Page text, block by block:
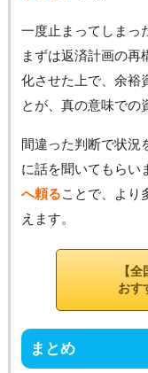
一度止まってしまっ
まずは返済計画の再
化させた上で、余裕
とが、真の意味での
間違った判断で状況
に話を聞いてもらい
へ頼ることで、より
えます。
【
おす
まとめ